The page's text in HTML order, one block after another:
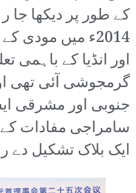
کے طور پر دیکھا جا
2014ء میں مودی
اور انڈیا کے باہمی
گرمجوشی آئی تھی
جنوبی اور مشرقی
سامراجی مفادات
ایک بلاک تشکیل دے